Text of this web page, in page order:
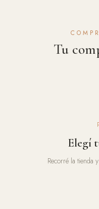
Tu
Elegí
Recorré la tienda